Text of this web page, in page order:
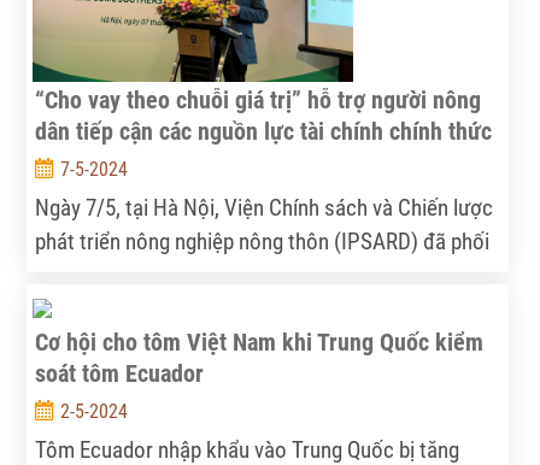
“Cho vay theo chuỗi giá trị” hỗ trợ người nông
dân tiếp cận các nguồn lực tài chính chính thức
7-5-2024
Ngày 7/5, tại Hà Nội, Viện Chính sách và Chiến lược
phát triển nông nghiệp nông thôn (IPSARD) đã phối
Quốc tế (IFPRI) tổ chức hội thảo “Thực trạng cho
vay theo chuỗi giá trị tại Việt Nam và một số nước
Đông Nam Á”.
Cơ hội cho tôm Việt Nam khi Trung Quốc kiểm
soát tôm Ecuador
2-5-2024
Tôm Ecuador nhập khẩu vào Trung Quốc bị tăng